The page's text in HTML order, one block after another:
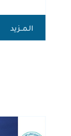
الـمــزيد